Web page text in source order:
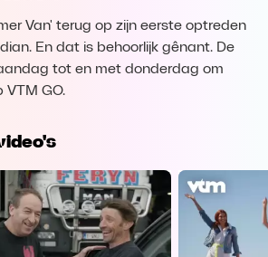
Van' terug op zijn eerste optreden
En dat is behoorlijk gênant. De
tot en met donderdag om
VTM GO.